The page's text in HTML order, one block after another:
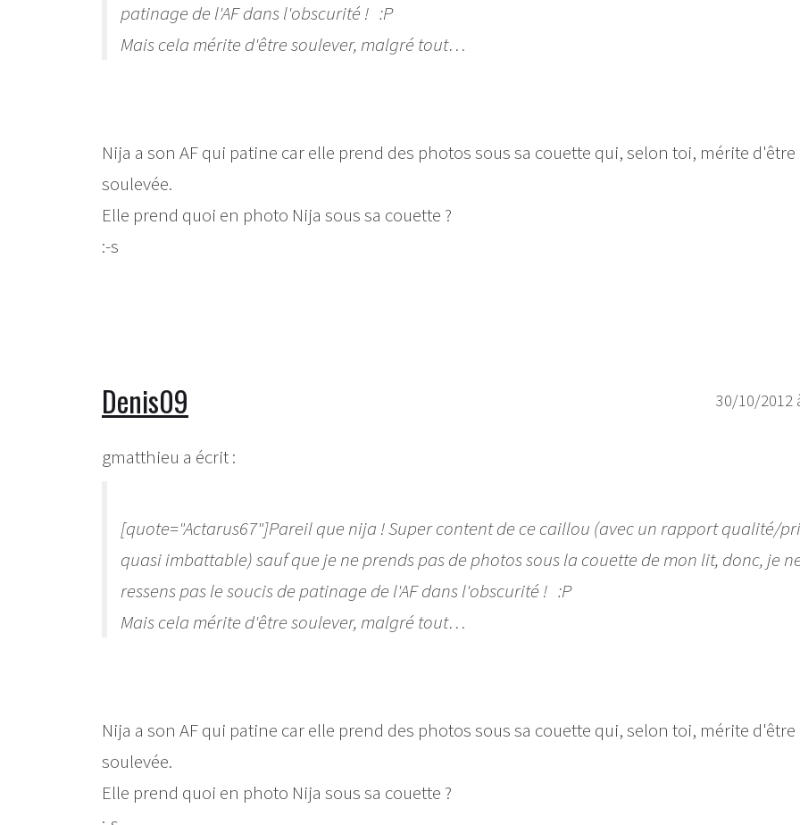
patinage de l'AF dans l'obscurité ! :P
Mais cela mérite d'être soulever, malgré tout…
Nija a son AF qui patine car elle prend des photos sous sa couette qui, selon toi, mérite d'être
soulevée.
Elle prend quoi en photo Nija sous sa couette ?
:-s
30/10/2012
Denis09
gmatthieu a écrit :
[quote="Actarus67"]Pareil que nija ! Super content de ce caillou (avec un rapport qualité/
quasi imbattable) sauf que je ne prends pas de photos sous la couette de mon lit, donc, je
ressens pas le soucis de patinage de l'AF dans l'obscurité ! :P
Mais cela mérite d'être soulever, malgré tout…
Nija a son AF qui patine car elle prend des photos sous sa couette qui, selon toi, mérite d'être
soulevée.
Elle prend quoi en photo Nija sous sa couette ?